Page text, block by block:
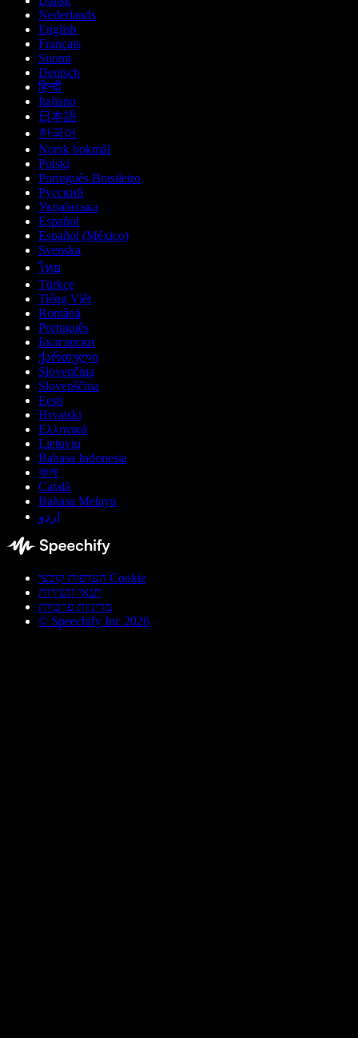
Nederlands
English
Français
Suomi
Deutsch
हिन्दी
Italiano
日本語
한국어
Norsk bokmål
Polski
Português Brasileiro
Русский
Українська
Español
Español (México)
Svenska
ไทย
Türkçe
Tiếng Việt
Română
Português
Български
ქართული
Slovenčina
Slovenščina
Eesti
Hrvatski
Ελληνικά
Lietuvių
Bahasa Indonesia
বাংলা
Català
Bahasa Melayu
اردو
העדפות קובצי Cookie
תנאי השירות
מדיניות פרטיות
© Speechify Inc 2026